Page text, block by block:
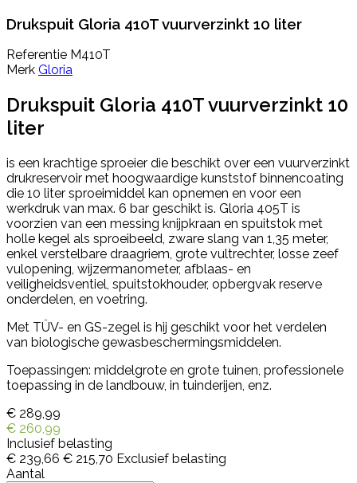
Drukspuit Gloria 410T vuurverzinkt 10 liter
Referentie M410T
Merk Gloria
Drukspuit Gloria 410T vuurverzinkt 10
liter
is een krachtige sproeier die beschikt over een vuurverzinkt
drukreservoir met hoogwaardige kunststof binnencoating
die 10 liter sproeimiddel kan opnemen en voor een
werkdruk van max. 6 bar geschikt is. Gloria 405T is
voorzien van een messing knijpkraan en spuitstok met
holle kegel als sproeibeeld, zware slang van 1,35 meter,
enkel verstelbare draagriem, grote vultrechter, losse zeef
vulopening, wijzermanometer, afblaas- en
veiligheidsventiel, spuitstokhouder, opbergvak reserve
onderdelen, en voetring.
Met TÜV- en GS-zegel is hij geschikt voor het verdelen
van biologische gewasbeschermingsmiddelen.
Toepassingen: middelgrote en grote tuinen, professionele
toepassing in de landbouw, in tuinderijen, enz.
€ 289,99
€ 260,99
Inclusief belasting
€ 239,66 € 215,70 Exclusief belasting
Aantal